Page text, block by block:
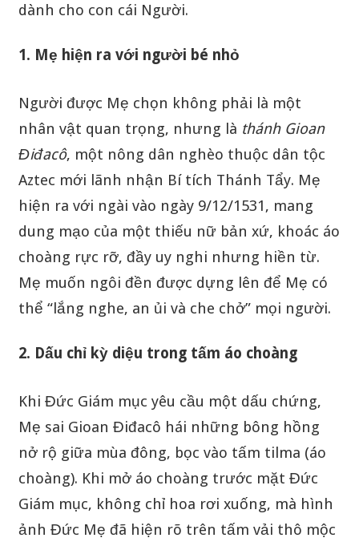
dành cho con cái Người.
1. Mẹ hiện ra với người bé nhỏ
Người được Mẹ chọn không phải là một
nhân vật quan trọng, nhưng là thánh Gioan
Điđacô, một nông dân nghèo thuộc dân tộc
Aztec mới lãnh nhận Bí tích Thánh Tẩy. Mẹ
hiện ra với ngài vào ngày 9/12/1531, mang
dung mạo của một thiếu nữ bản xứ, khoác áo
choàng rực rỡ, đầy uy nghi nhưng hiền từ.
Mẹ muốn ngôi đền được dựng lên để Mẹ có
thể “lắng nghe, an ủi và che chở” mọi người.
2. Dấu chỉ kỳ diệu trong tấm áo choàng
Khi Đức Giám mục yêu cầu một dấu chứng,
Mẹ sai Gioan Điđacô hái những bông hồng
nở rộ giữa mùa đông, bọc vào tấm tilma (áo
choàng). Khi mở áo choàng trước mặt Đức
Giám mục, không chỉ hoa rơi xuống, mà hình
ảnh Đức Mẹ đã hiện rõ trên tấm vải thô mộc